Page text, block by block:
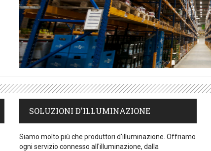
SOLUZIONI D'ILLUMINAZIONE
Siamo molto più che produttori d'illuminazione. Offriamo
ogni servizio connesso all'illuminazione, dalla